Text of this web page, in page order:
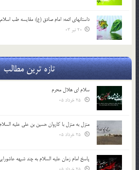
داستانهای ائمه: امام صادق (ع): مقایسه طب
20 تیر 03
تازه ترین مطالب
سلام ای هلال محرم
منزل به منزل با کاروان حسین بن علی علیه السلام
پاسخ امام زمان علیه السلام به چند شبهه